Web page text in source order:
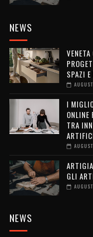
NEWS
SPAZI
I
TRA
GLI
NEWS